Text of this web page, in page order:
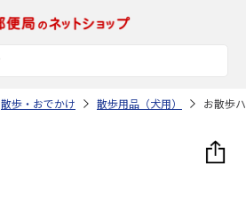
散歩・おでかけ 散歩用品（犬用） お散歩